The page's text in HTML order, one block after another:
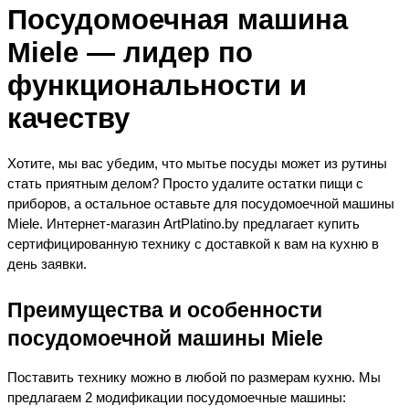
Посудомоечная машина
Miele — лидер по
функциональности и
качеству
Хотите, мы вас убедим, что мытье посуды может из рутины
стать приятным делом? Просто удалите остатки пищи с
приборов, а остальное оставьте для посудомоечной машины
Miele. Интернет-магазин ArtPlatino.by предлагает купить
сертифицированную технику с доставкой к вам на кухню в
день заявки.
Преимущества и особенности
посудомоечной машины Miele
Поставить технику можно в любой по размерам кухню. Мы
предлагаем 2 модификации посудомоечные машины: